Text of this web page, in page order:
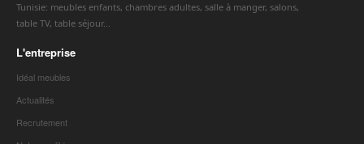
Tunisie: meubles enfants, chambres adultes, salle à manger, salons,
table TV, table séjour...
L'entreprise
Idéal meubles
Actualités
Recrutement